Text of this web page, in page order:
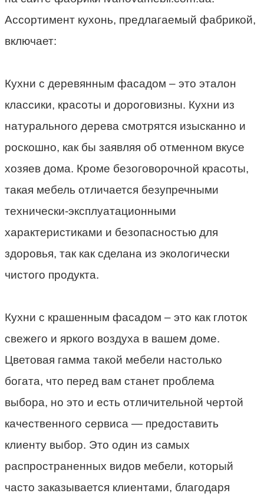
Ассортимент кухонь, предлагаемый фабрикой,
включает:
Кухни с деревянным фасадом – это эталон
классики, красоты и дороговизны. Кухни из
натурального дерева смотрятся изысканно и
роскошно, как бы заявляя об отменном вкусе
хозяев дома. Кроме безоговорочной красоты,
такая мебель отличается безупречными
технически-эксплуатационными
характеристиками и безопасностью для
здоровья, так как сделана из экологически
чистого продукта.
Кухни с крашенным фасадом – это как глоток
свежего и яркого воздуха в вашем доме.
Цветовая гамма такой мебели настолько
богата, что перед вам станет проблема
выбора, но это и есть отличительной чертой
качественного сервиса — предоставить
клиенту выбор. Это один из самых
распространенных видов мебели, который
часто заказывается клиентами, благодаря